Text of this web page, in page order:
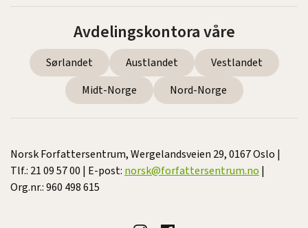
Avdelingskontora våre
Sørlandet Austlandet
Vestlandet
Midt-Norge
Nord-Norge
Norsk Forfattersentrum, Wergelandsveien 29, 0167 Oslo |
Tlf.: 21 09 57 00 | E-post: norsk@forfattersentrum.no |
Org.nr.: 960 498 615